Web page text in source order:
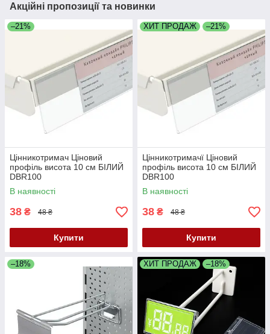
Акційні пропозиції та новинки
–21%
Цінникотримач Ціновий
профіль висота 10 см БІЛИЙ
DBR100
В наявності
38 ₴ 48 ₴
Купити
ХИТ ПРОДАЖ –21%
Цінникотримачї Ціновий
профіль висота 10 см БІЛИЙ
DBR100
В наявності
38 ₴ 48 ₴
Купити
–18% ХИТ ПРОДАЖ –18%